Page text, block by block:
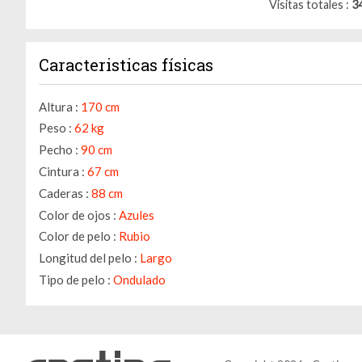
Visitas totales
Caracteristicas físicas
Altura : 170 cm
Peso : 62 kg
Pecho : 90 cm
Cintura : 67 cm
Caderas : 88 cm
Color de ojos : Azules
Color de pelo : Rubio
Longitud del pelo : Largo
Tipo de pelo : Ondulado